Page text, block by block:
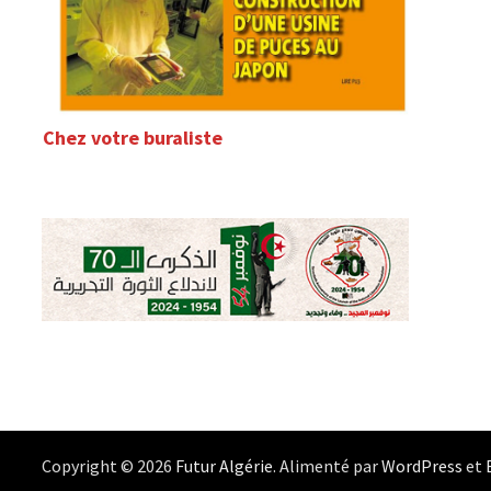
Chez votre buraliste
Copyright © 2026 Futur Algérie. Alimenté parWordPress et